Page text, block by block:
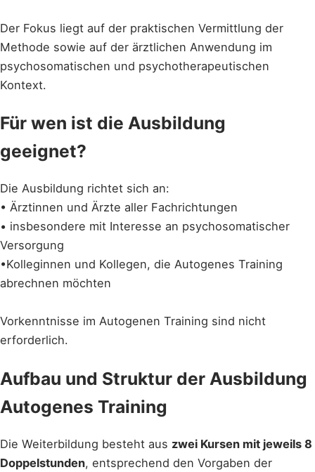
Der Fokus liegt auf der praktischen Vermittlung der
Methode sowie auf der ärztlichen Anwendung im
psychosomatischen und psychotherapeutischen
Kontext.
Für wen ist die Ausbildung
geeignet?
Die Ausbildung richtet sich an:
• Ärztinnen und Ärzte aller Fachrichtungen
• insbesondere mit Interesse an psychosomatischer
Versorgung
•Kolleginnen und Kollegen, die Autogenes Training
abrechnen möchten
Vorkenntnisse im Autogenen Training sind nicht
erforderlich.
Aufbau und Struktur der Ausbildung
Autogenes Training
Die Weiterbildung besteht aus zwei Kursen mit jeweils 8
Doppelstunden, entsprechend den Vorgaben der